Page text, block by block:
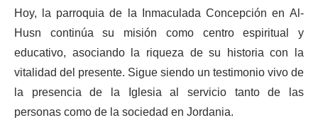
Hoy, la parroquia de la Inmaculada Concepción en Al-
Husn continúa su misión como centro espiritual y
educativo, asociando la riqueza de su historia con la
vitalidad del presente. Sigue siendo un testimonio vivo de
la presencia de la Iglesia al servicio tanto de las
personas como de la sociedad en Jordania.